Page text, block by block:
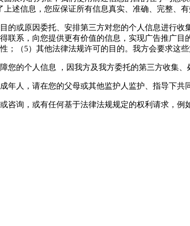
述信息，您应保证所有信息真实、准确、完整、有
的或原因委托、安排第三方对您的个人信息进行
得联系，向您提供更有价值的信息，实现广告推广
；（5）其他法律法规许可的目的。我方会要求这
您的个人信息 ，因我方及我方委托的第三方收集
年人，请在您的父母或其他监护人监护、指导下共
咨询，或有任何基于法律法规规定的权利请求，